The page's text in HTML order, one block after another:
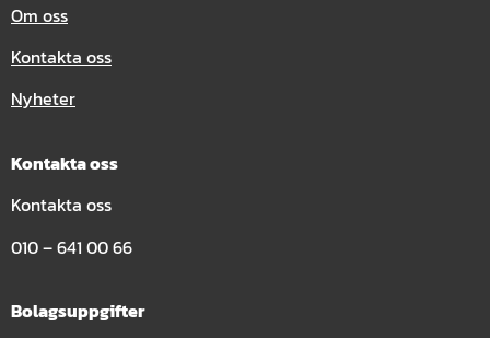
Om oss
Kontakta oss
Nyheter
Kontakta oss
Kontakta oss
010 – 641 00 66
Bolagsuppgifter